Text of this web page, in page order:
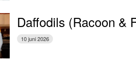
Daffodils (Racoon &
10 juni 2026